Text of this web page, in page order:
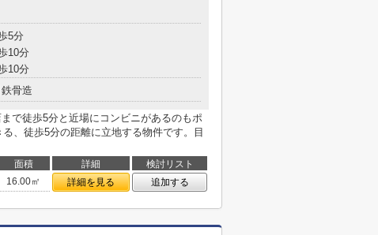
5分
10分
10分
鉄骨造
で徒歩5分と近場にコンビニがあるのもポ
、徒歩5分の距離に立地する物件です。目
面積 詳細
検討リスト
16.00㎡ 詳細を見る 追加する